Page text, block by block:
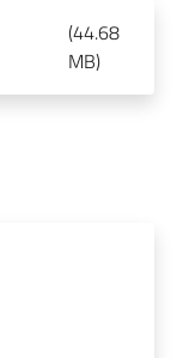
(44.68
MB)